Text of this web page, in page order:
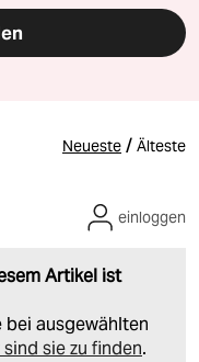
Neueste / Älteste
Artikel ist
ausgewählten
sind sie zu finden.
einloggen